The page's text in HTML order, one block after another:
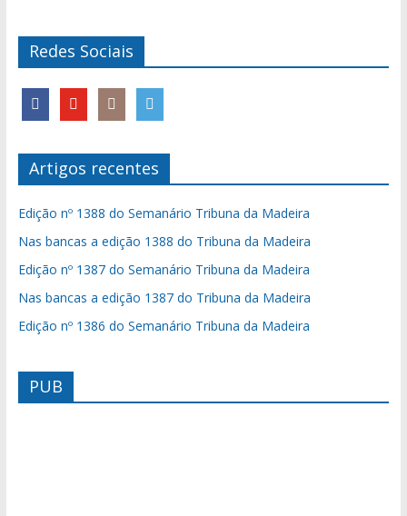
Redes Sociais
Artigos recentes
Edição nº 1388 do Semanário Tribuna da Madeira
Nas bancas a edição 1388 do Tribuna da Madeira
Edição nº 1387 do Semanário Tribuna da Madeira
Nas bancas a edição 1387 do Tribuna da Madeira
Edição nº 1386 do Semanário Tribuna da Madeira
PUB